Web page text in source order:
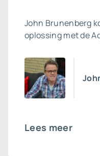
John Brunenberg
oplossing met de
Lees meer